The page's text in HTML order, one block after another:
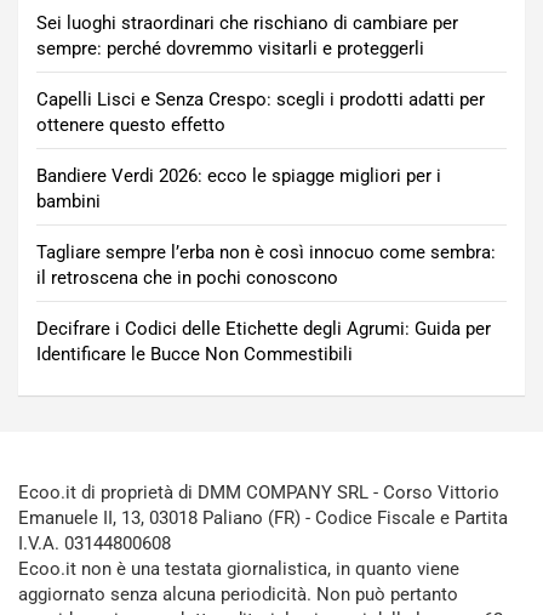
Sei luoghi straordinari che rischiano di cambiare per
sempre: perché dovremmo visitarli e proteggerli
Capelli Lisci e Senza Crespo: scegli i prodotti adatti per
ottenere questo effetto
Bandiere Verdi 2026: ecco le spiagge migliori per i
bambini
Tagliare sempre l’erba non è così innocuo come sembra:
il retroscena che in pochi conoscono
Decifrare i Codici delle Etichette degli Agrumi: Guida per
Identificare le Bucce Non Commestibili
Ecoo.it di proprietà di DMM COMPANY SRL - Corso Vittorio
Emanuele II, 13, 03018 Paliano (FR) - Codice Fiscale e Partita
I.V.A. 03144800608
Ecoo.it non è una testata giornalistica, in quanto viene
aggiornato senza alcuna periodicità. Non può pertanto